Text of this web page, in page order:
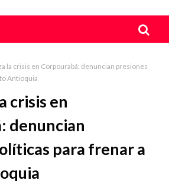
la crisis en Corpourabá: denuncian presiones
Antioquia
crisis en
denuncian
para frenar a